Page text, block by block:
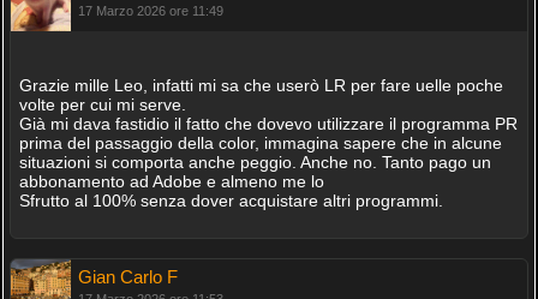
17 Marzo 2026 ore 11:49
Grazie mille Leo, infatti mi sa che userò LR per fare uelle poche
volte per cui mi serve.
Già mi dava fastidio il fatto che dovevo utilizzare il programma PR
prima del passaggio della color, immagina sapere che in alcune
situazioni si comporta anche peggio. Anche no. Tanto pago un
abbonamento ad Adobe e almeno me lo
Sfrutto al 100% senza dover acquistare altri programmi.
Gian Carlo F